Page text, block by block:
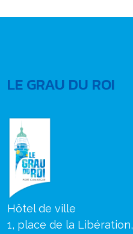
LE GRAU DU ROI
Hôtel de ville
1, place de la Libération,